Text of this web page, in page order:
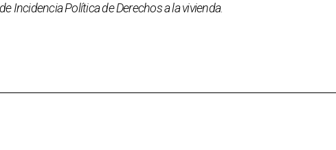
Incidencia Política de Derechos a la vivienda.